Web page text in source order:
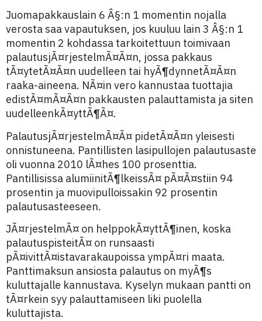
Juomapakkauslain 6 Â§:n 1 momentin nojalla
verosta saa vapautuksen, jos kuuluu lain 3 Â§:n 1
momentin 2 kohdassa tarkoitettuun toimivaan
palautusjÃ¤rjestelmÃ¤Ã¤n, jossa pakkaus
tÃ¤ytetÃ¤Ã¤n uudelleen tai hyÃ¶dynnetÃ¤Ã¤n
raaka-aineena. NÃ¤in vero kannustaa tuottajia
edistÃ¤mÃ¤Ã¤n pakkausten palauttamista ja siten
uudelleenkÃ¤yttÃ¶Ã¤.
PalautusjÃ¤rjestelmÃ¤Ã¤ pidetÃ¤Ã¤n yleisesti
onnistuneena. Pantillisten lasipullojen palautusaste
oli vuonna 2010 lÃ¤hes 100 prosenttia.
Pantillisissa alumiinitÃ¶lkeissÃ¤ pÃ¤Ã¤stiin 94
prosentin ja muovipulloissakin 92 prosentin
palautusasteeseen.
JÃ¤rjestelmÃ¤ on helppokÃ¤yttÃ¶inen, koska
palautuspisteitÃ¤ on runsaasti
pÃ¤ivittÃ¤istavarakaupoissa ympÃ¤ri maata.
Panttimaksun ansiosta palautus on myÃ¶s
kuluttajalle kannustava. Kyselyn mukaan pantti on
tÃ¤rkein syy palauttamiseen liki puolella
kuluttajista.